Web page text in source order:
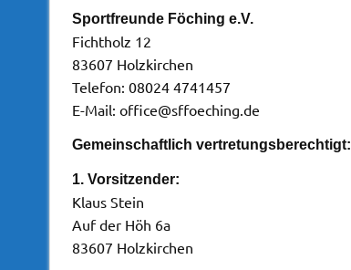
Sportfreunde Föching e.V.
Fichtholz 12
83607 Holzkirchen
Telefon: 08024 4741457
E-Mail: office@sffoeching.de
Gemeinschaftlich vertretungsberechtigt:
1. Vorsitzender:
Klaus Stein
Auf der Höh 6a
83607 Holzkirchen